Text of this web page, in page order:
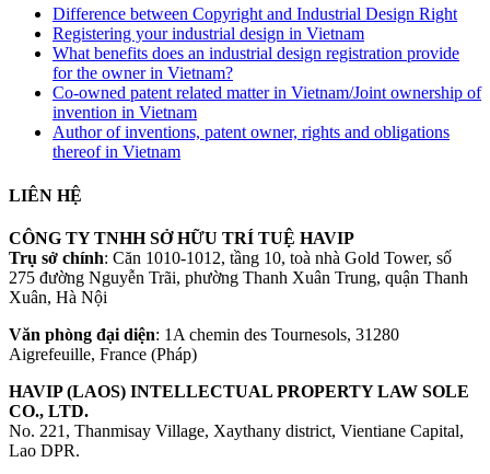
Difference between Copyright and Industrial Design Right
Registering your industrial design in Vietnam
What benefits does an industrial design registration provide
for the owner in Vietnam?
Co-owned patent related matter in Vietnam/Joint ownership of
invention in Vietnam
Author of inventions, patent owner, rights and obligations
thereof in Vietnam
LIÊN HỆ
CÔNG TY TNHH SỞ HỮU TRÍ TUỆ HAVIP
Trụ sở chính: Căn 1010-1012, tầng 10, toà nhà Gold Tower, số
275 đường Nguyễn Trãi, phường Thanh Xuân Trung, quận Thanh
Xuân, Hà Nội
Văn phòng đại diện: 1A chemin des Tournesols, 31280
Aigrefeuille, France (Pháp)
HAVIP (LAOS) INTELLECTUAL PROPERTY LAW SOLE
CO., LTD.
No. 221, Thanmisay Village, Xaythany district, Vientiane Capital,
Lao DPR.